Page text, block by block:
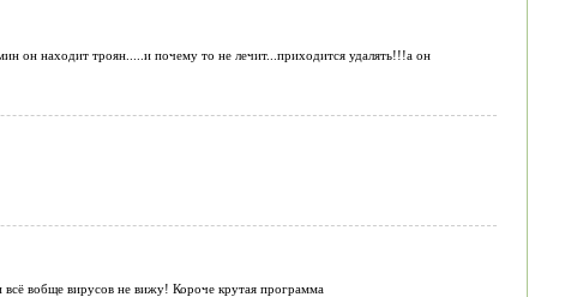
он находит троян.....и почему то не лечит...приходится удалять!!!а он
всё вобще вирусов не вижу! Короче крутая программа